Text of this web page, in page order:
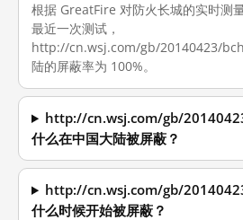
根据 GreatFire 对防火长城的实时测
最近一次测试，
http://cn.wsj.com/gb/20140423/
陆的屏蔽率为 100%。
http://cn.wsj.com/gb/
什么在中国大陆被屏蔽？
http://cn.wsj.com/gb/
什么时候开始被屏蔽？